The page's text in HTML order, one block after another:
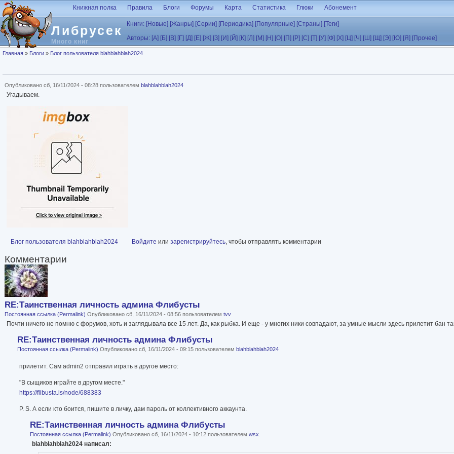
Перейти к основному содержанию
Либрусек
Много книг
Книжная полка Правила Блоги Форумы Карта Статистика Глюки Абонемент
Книги: [Новые] [Жанры] [Серии] [Периодика] [Популярные] [Страны] [Теги]
Авторы: [А] [Б] [В] [Г] [Д] [Е] [Ж] [З] [И] [Й] [К] [Л] [М] [Н] [О] [П] [Р] [С] [Т] [У] [Ф] [Х] [Ц] [Ч] [Ш] [Щ] [Э] [Ю] [Я] [Прочее]
Вы здесь
Главная » Блоги » Блог пользователя blahblahblah2024
Опубликовано сб, 16/11/2024 - 08:28 пользователем blahblahblah2024
Угадываем.
Блог пользователя blahblahblah2024 Войдите или зарегистрируйтесь , чтобы отправлять комментарии
Комментарии
RE:Таинственная личность админа Флибусты
Постоянная ссылка (Permalink) Опубликовано сб, 16/11/2024 - 08:56 пользователем tvv
Почти ничего не помню с форумов, хоть и заглядывала все 15 лет. Да, как рыбка. И еще - у многих ники совпадают, за умные мысли здесь прилетит бан
RE:Таинственная личность админа Флибусты
Постоянная ссылка (Permalink) Опубликовано сб, 16/11/2024 - 09:15 пользователем blahblahblah2024
прилетит. Сам admin2 отправил играть в другое место:
"В сыщиков играйте в другом месте."
https://flibusta.is/node/688383
P. S. А если кто боится, пишите в личку, дам пароль от коллективного аккаунта.
RE:Таинственная личность админа Флибусты
Постоянная ссылка (Permalink) Опубликовано сб, 16/11/2024 - 10:12 пользователем wsx.
blahblahblah2024 написал: